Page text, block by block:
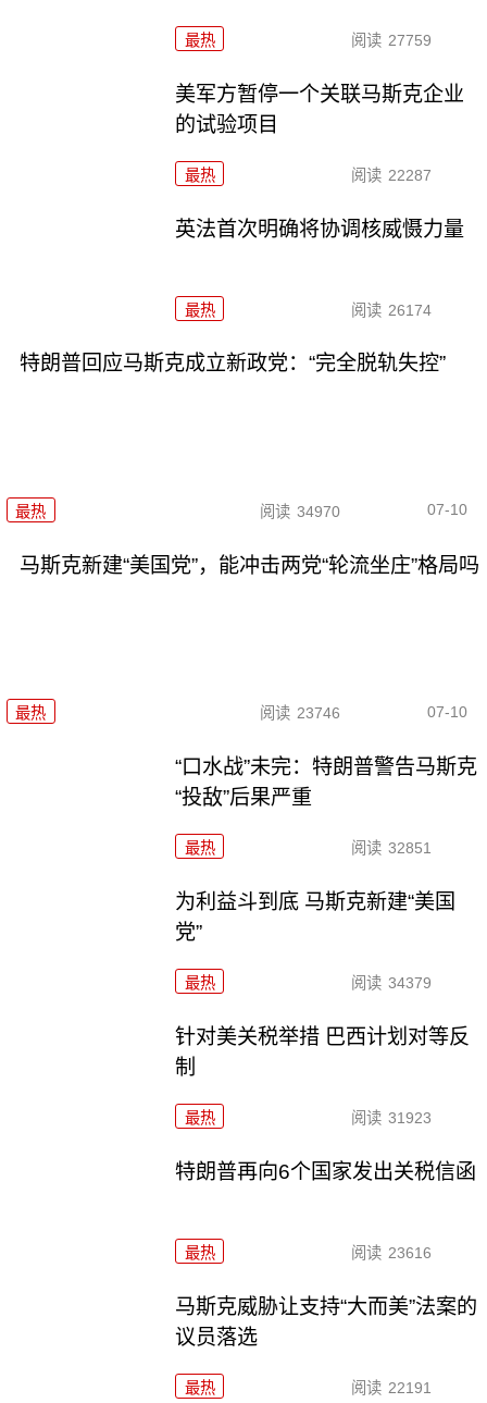
最热 阅读 27759
美军方暂停一个关联马斯克企业
的试验项目
最热 阅读 22287
英法首次明确将协调核威慑力量
最热 阅读 26174
特朗普回应马斯克成立新政党：“完全脱轨失控”
最热 阅读 34970 07-10
马斯克新建“美国党”，能冲击两党“轮流坐庄”格局吗
最热 阅读 23746 07-10
“口水战”未完：特朗普警告马斯克
“投敌”后果严重
最热 阅读 32851
为利益斗到底 马斯克新建“美国
党”
最热 阅读 34379
针对美关税举措 巴西计划对等反
制
最热 阅读 31923
特朗普再向6个国家发出关税信函
最热 阅读 23616
马斯克威胁让支持“大而美”法案的
议员落选
最热 阅读 22191